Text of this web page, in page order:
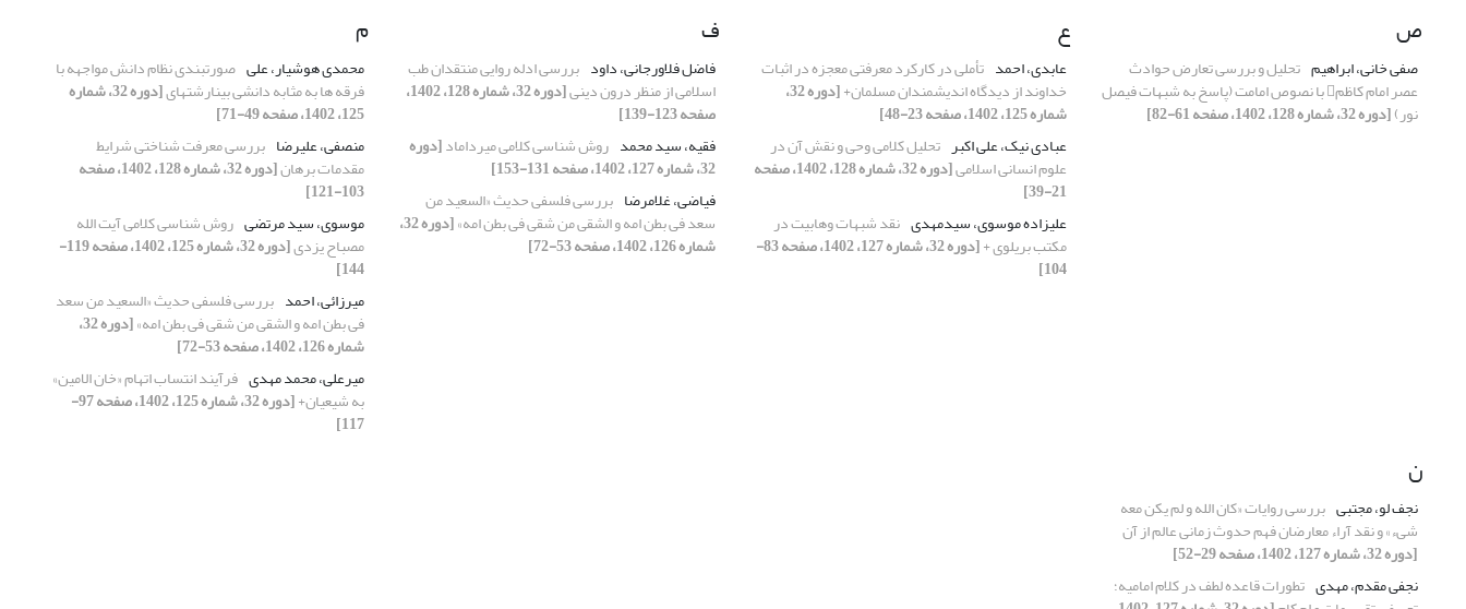
ص
صفی خانی، ابراهیم تحلیل و بررسی تعارض حوادث
عصر امام کاظم با نصوص امامت (پاسخ به شبهات فیصل
نور)[دوره 32، شماره 128، 1402، صفحه 61-82]
ع
عابدی، احمد تأملی در کارکرد معرفتی معجزه در اثبات
خداوند از دیدگاه اندیشمندان مسلمان+ [دوره 32،
شماره 125، 1402، صفحه 23-48]
عبادی نیک، علی اکبر تحلیل کلامی وحی و نقش آن در
علوم انسانی اسلامی [دوره 32، شماره 128، 1402، صفحه
21-39]
علیزاده موسوی، سیدمهدی نقد شبهات وهابیت در
مکتب بریلوی + [دوره 32، شماره 127، 1402، صفحه 83-
104]
ف
فاضل فلاورجانی، داود بررسی ادله روایی منتقدان طب
اسلامی از منظر درون دینی [دوره 32، شماره 128، 1402،
صفحه 123-139]
فقیه، سید محمد روش شناسی کلامی میرداماد[دوره
32، شماره 127، 1402، صفحه 131-153]
فیاضی، غلامرضا بررسی فلسفی حدیث «السعید من
سعد فی بطن امه و الشقی من شقی فی بطن امه» [دوره 32،
شماره 126، 1402، صفحه 53-72]
م
محمدی هوشیار، علی صورتبندی نظام دانش مواجهه با
فرقه‏ ها به مثابه دانشی بینارشته‏ای [دوره 32، شماره
125، 1402، صفحه 49-71]
منصفی، علیرضا بررسی معرفت شناختی شرایط
مقدمات برهان [دوره 32، شماره 128، 1402، صفحه
103-121]
موسوی، سید مرتضی روش شناسی کلامی آیت الله
مصباح یزدی [دوره 32، شماره 125، 1402، صفحه 119-
144]
میرزائی، احمد بررسی فلسفی حدیث «السعید من سعد
فی بطن امه و الشقی من شقی فی بطن امه» [دوره 32،
شماره 126، 1402، صفحه 53-72]
میرعلی، محمد مهدی فرآیند انتساب اتهام «خان الامین»
به شیعیان+ [دوره 32، شماره 125، 1402، صفحه 97-
117]
ن
نجف لو، مجتبی بررسی روایات «کان الله و لم یکن معه
شیء» و نقد آراء معارضان فهم حدوث زمانی عالم از آن
[دوره 32، شماره 127، 1402، صفحه 29-52]
نجفی مقدم، مهدی تطورات قاعده لطف در کلام امامیه؛